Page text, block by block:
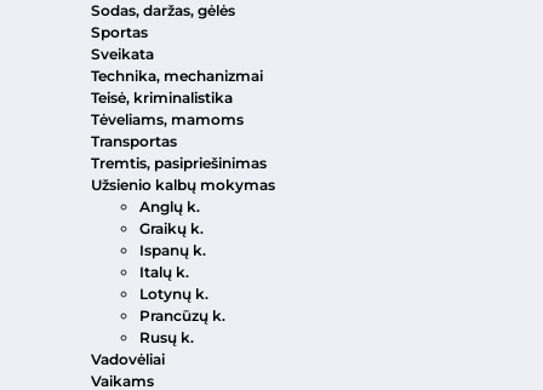
Sodas, daržas, gėlės
Sportas
Sveikata
Technika, mechanizmai
Teisė, kriminalistika
Tėveliams, mamoms
Transportas
Tremtis, pasipriešinimas
Užsienio kalbų mokymas
Anglų k.
Graikų k.
Ispanų k.
Italų k.
Lotynų k.
Prancūzų k.
Rusų k.
Vadovėliai
Vaikams